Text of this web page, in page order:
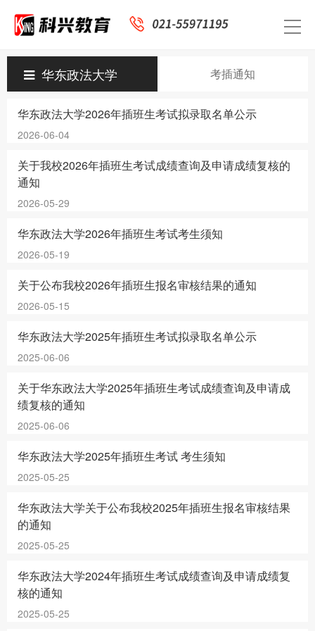
华东政法大学 考插通知
华东政法大学2026年插班生考试拟录取名单公示
2026-06-04
关于我校2026年插班生考试成绩查询及申请成绩复核的
通知
2026-05-29
华东政法大学2026年插班生考试考生须知
2026-05-19
关于公布我校2026年插班生报名审核结果的通知
2026-05-15
华东政法大学2025年插班生考试拟录取名单公示
2025-06-06
关于华东政法大学2025年插班生考试成绩查询及申请成
绩复核的通知
2025-06-06
华东政法大学2025年插班生考试 考生须知
2025-05-25
华东政法大学关于公布我校2025年插班生报名审核结果
的通知
2025-05-25
华东政法大学2024年插班生考试成绩查询及申请成绩复
核的通知
2025-05-25